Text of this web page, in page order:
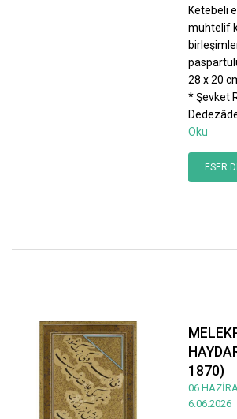
Ketebeli
muhtelif
28 x 20
* Şevket
Oku
ESER
1870)
06
6.06.2026